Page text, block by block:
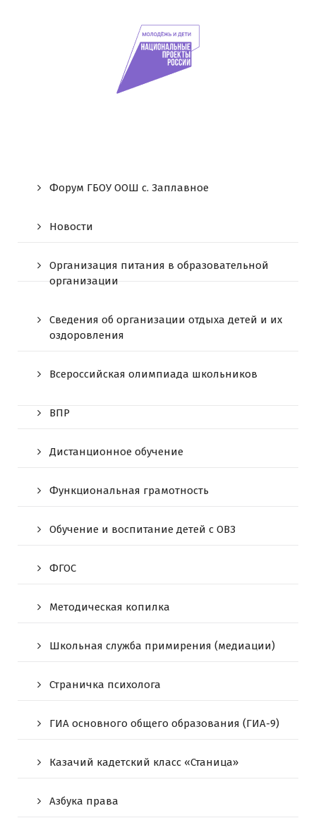
Форум ГБОУ ООШ c. Заплавное
Новости
Организация питания в образовательной
организации
Сведения об организации отдыха детей и их
оздоровления
Всероссийская олимпиада школьников
ВПР
Дистанционное обучение
Функциональная грамотность
Обучение и воспитание детей с ОВЗ
ФГОС
Методическая копилка
Школьная служба примирения (медиации)
Страничка психолога
ГИА основного общего образования (ГИА-9)
Казачий кадетский класс «Станица»
Азбука права